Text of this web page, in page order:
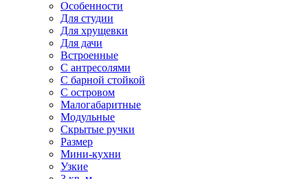
Особенности
Для студии
Для хрущевки
Для дачи
Встроенные
С антресолями
С барной стойкой
С островом
Малогабаритные
Модульные
Скрытые ручки
Размер
Мини-кухни
Узкие